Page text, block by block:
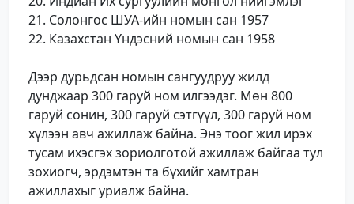
21. Солонгос ШУА-ийн номын сан 1957
22. Казахстан Үндэсний номын сан 1958
Дээр дурьдсан номын сангуудруу жилд
дунджаар 300 гаруй ном илгээдэг. Мөн 800
гаруй сонин, 300 гаруй сэтгүүл, 300 гаруй ном
хүлээн авч ажиллаж байна. Энэ тоог жил ирэх
тусам ихэсгэх зориолготой ажиллаж байгаа тул
зохиогч, эрдэмтэн та бүхийг хамтран
ажиллахыг уриалж байна.